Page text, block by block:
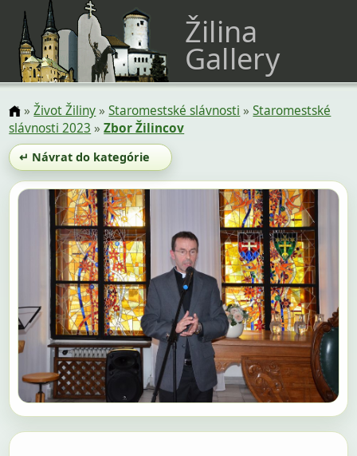
Žilina
Gallery
»Život Žiliny»Staromestské slávnosti »Staromestské
slávnosti 2023 »Zbor Žilincov
↵ Návrat do kategórie